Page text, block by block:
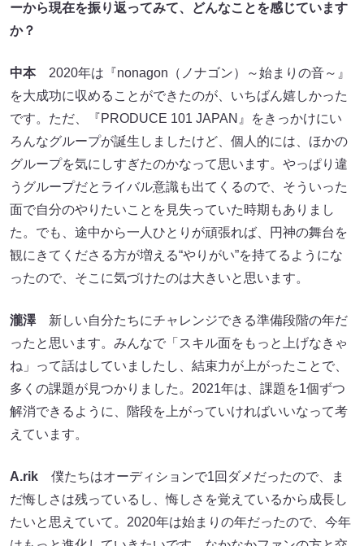
ーから現在を振り返ってみて、どんなことを感じています
か？
中本2020年は『nonagon（ノナゴン）～始まりの音～』
を大成功に収めることができたのが、いちばん嬉しかった
です。ただ、『PRODUCE 101 JAPAN』をきっかけにい
ろんなグループが誕生しましたけど、個人的には、ほかの
グループを気にしすぎたのかなって思います。やっぱり違
うグループだとライバル意識も出てくるので、そういった
面で自分のやりたいことを見失っていた時期もありまし
た。でも、途中から一人ひとりが頑張れば、円神の舞台を
観にきてくださる方が増える“やりがい”を持てるようにな
ったので、そこに気づけたのは大きいと思います。
瀧澤新しい自分たちにチャレンジできる準備段階の年だ
ったと思います。みんなで「スキル面をもっと上げなきゃ
ね」って話はしていましたし、結束力が上がったことで、
多くの課題が見つかりました。2021年は、課題を1個ずつ
解消できるように、階段を上がっていければいいなって考
えています。
A.rik 僕たちはオーディションで1回ダメだったので、ま
だ悔しさは残っているし、悔しさを覚えているから成長し
たいと思えていて。2020年は始まりの年だったので、今年